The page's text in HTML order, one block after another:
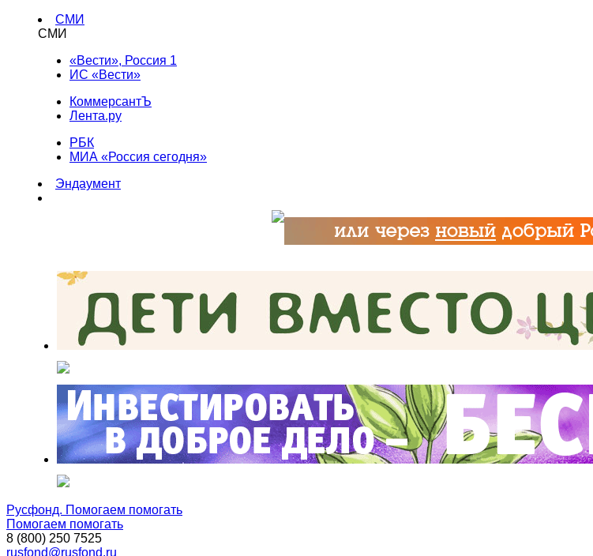
СМИ
СМИ
«Вести», Россия 1
ИС «Вести»
КоммерсантЪ
Лента.ру
РБК
МИА «Россия сегодня»
Эндаумент
Русфонд. Помогаем помогать
Помогаем помогать
8 (800) 250 7525
rusfond@rusfond.ru